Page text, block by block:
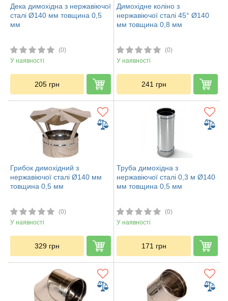
Дека димохідна з нержавіючої
сталі Ø140 мм товщина 0,5
мм
(0)
У наявності
205 грн
Димохідне коліно з
нержавіючої сталі 45° Ø140
мм товщина 0,8 мм
(0)
У наявності
241 грн
Грибок димохідний з
нержавіючої сталі Ø140 мм
товщина 0,5 мм
(0)
У наявності
329 грн
Труба димохідна з
нержавіючої сталі 0,3 м Ø140
мм товщина 0,5 мм
(0)
У наявності
171 грн